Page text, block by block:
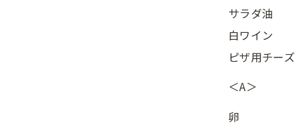
サラダ油
白ワイン
ピザ用チーズ
＜A＞
卵